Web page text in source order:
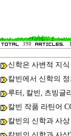
390 1
신학은 사변적 지
칼빈에서 신학의 정
루터, 칼빈, 츠빙글
칼빈 작품 라틴어
칼빈의 신학과 사